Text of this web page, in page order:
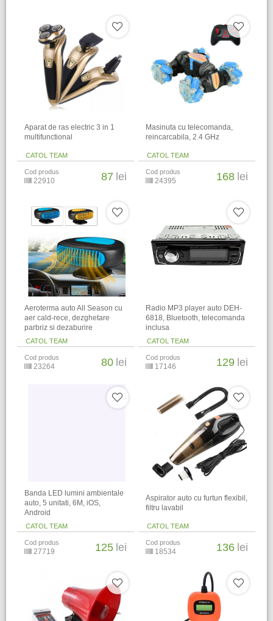
Aparat de ras electric 3 in 1
multifunctional
CATOL TEAM
Cod produs
22910 87 lei
Masinuta cu telecomanda,
reincarcabila, 2.4 GHz
CATOL TEAM
Cod produs
24395 168 lei
Aeroterma auto All Season cu
aer cald-rece, dezghetare
parbriz si dezaburire
CATOL TEAM
Cod produs
23264 80 lei
Radio MP3 player auto DEH-
6818, Bluetooth, telecomanda
inclusa
CATOL TEAM
Cod produs
17146 129 lei
Banda LED lumini ambientale
auto, 5 unitati, 6M, iOS,
Android
CATOL TEAM
Cod produs
27719 125 lei
Aspirator auto cu furtun flexibil,
filtru lavabil
CATOL TEAM
Cod produs
18534 136 lei